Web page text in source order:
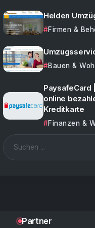
Helden
Firmen &
Bauen &
PaysafeCard
online
Kreditkarte
Finanzen &
Partner